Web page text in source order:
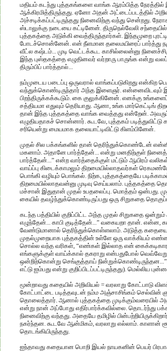
மதியம் கடந்து புத்தகங்களை வாங்க ஆரம்பித்த
ஆக்கிரமித்திருந்தது. ஏனோ அதன் அட்டைப்படத்தில்
அச்சடிக்கப்பட்டிருந்தது நினைவிற்கு வந்து சென்றது. நேராக
ஸ்டாலுக்கு நடையை கட்டினேன். திருநெல்வேலி சந்தையில்
புத்தகத்தை அடுக்கி வைத்திருந்தார்கள். இந்தமுறை
போடச்சொன்னேன். என் நீளமான தலைமயிரைப் பார்த்து
வீட்ல கஷ்டம்... முடி வெட்டக்கூட காசில்லைன்னு
இந்த புஸ்தகத்தை எழுதினவர் வர்றாரு பாருங்க என்று
திரும்பிப் பார்த்தால்...
நம்முடைய படைப்பு ஒருவரால் வாங்கப்படுகிறது என்கிற
வந்துக்கொண்டிருந்தார் அந்த இளைஞர். என்னைவிடவும்
பிறந்திருக்கக்கூடும். கை குலுக்கினேன். எனக்கு
சத்தியமா எதுவும் தெரியாது. ஆனா, உங்க மார்கெட்டிங்
தான் இந்த புத்தகத்தை வாங்க வைத்தது என்றேன்.
எழுதியதாகச் சொன்னார். கூடவே, புத்தகம்
சரியென்று மையமாக தலையாட்டிவிட்டு கிளம்பினேன்.
முதல் சில பக்கங்களில் தான் தெரிந்துக்கொண்டேன்
மகனாம். அதானே பார்த்தேன்... என்று மனதிற்குள்
பார்த்தேன்...” என்ற வார்த்தைக்குள் மட்டும் ஆயிரம்
வாய்ப்பு கிடைக்காமலும் திறமையில்லாதவர்கள்
பொங்கி வழியும் பொங்கல். நிற்க, புத்தகத்தையே
திறமையில்லாதவன்னு முடிவு செய்யலாம். புத்தகத்தை
மச்சான் இதுதான் முதல் உபதலைப்பு. மொத்தம் ஒன்பது.
கையில் தவழ்ந்துக்கொண்டிருப்பது ஒரு சிறுகதை
கடந்த பத்தியில் குறிப்பிட்ட அந்த முதல் சிறுகதை
எழுந்தேன்... காபி குடித்தேன்...” வகையறா தான். என்ன,
வேண்டுமானால் தெரிந்துக்கொள்ளலாம். அடுத்த
முதல்முறையாக புத்தகத்தின் உள்ளே ஒரு வாக்கியம்
சொல்ல வந்த வரிகள், “எண்கள் இல்லாத என்
எங்களுக்குள் வாய்க்கால் தகராறு என்பதுபோல்
ஒன்றிற்கொன்று செங்குத்தாய் நின்றுக்கொண்டிருந்தன...”
எட்டு ஐம்பது என்று குறிப்பிடப்பட்டிருந்தது). மெல்லிய
மூன்றாவது கதையில் அறிவியல் = வரலாறு கோட்பாடு
கோட்பாட்டை படித்தவுடன் நம்ம அஞ்சாசிங்கம் செல்வின்
தொலைத்தார். ஆனால் புத்தகத்தை முடிக்கும்வரையில்
என்று நான் அப்போது எதிர்பார்க்கவில்லை. தொடர்ந்து
நினைவிற்கு வந்தது. அதையே தமிழில்
நகர்ந்தன. கூடவே ஆன்மிகம், வரலாறு எல்லாம். காளான்
தொடங்கியிருந்தது.
ஐந்தாவது கதையான பொறி இயல் நாயகனின் பெயர்